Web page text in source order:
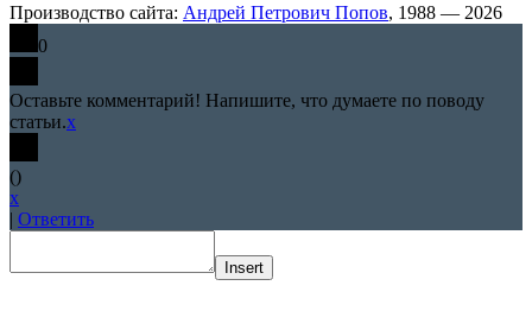
Производство сайта: Андрей Петрович Попов, 1988 — 2026
0
Оставьте комментарий! Напишите, что думаете по поводу
статьи.x
()
x
| Ответить
Insert